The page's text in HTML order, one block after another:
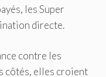
les Super
directe.
contre les
côtés, elles croient